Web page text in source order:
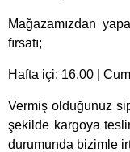
Mağazamızdan
fırsatı;
Hafta içi: 16.00 |
Vermiş olduğunuz
şekilde kargoya
durumunda bizimle